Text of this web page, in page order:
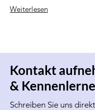
Weiterlesen
Kontakt
&
Schreiben Sie uns